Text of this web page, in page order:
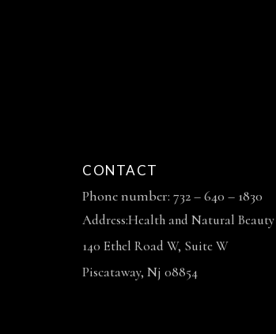
CONTACT
Phone number: 732 – 640 – 1830
Address:Health and Natural
140 Ethel Road W, Suite W
Piscataway, Nj 08854